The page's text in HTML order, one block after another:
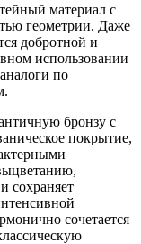
материал с
геометрии. Даже
добротной и
использовании
по
бронзу с
покрытие,
сохраняет
сочетается